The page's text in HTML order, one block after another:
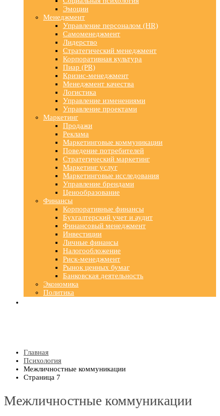
Эмоции
Менеджмент
Управление персоналом (HR)
Самоменеджмент
Лидерство
Стратегический менеджмент
Корпоративная культура
Пиар (PR)
Кризис-менеджмент
Менеджмент качества
Логистика
Управление изменениями
Управление проектами
Маркетинг
Продажи
Реклама
Маркетинговые коммуникации
Поведение потребителей
Стратегический маркетинг
Маркетинг услуг
Маркетинговые исследования
Управление брендами
Ценообразование
Финансы
Корпоративные финансы
Бухгалтерский учет и аудит
Финансовый менеджмент
Инвестиции
Личные финансы
Налогообложение
Риск-менеджмент
Рынок ценных бумаг
Банковская деятельность
Экономика
Политика
Главная
Психология
Межличностные коммуникации
Страница 7
Межличностные коммуникации